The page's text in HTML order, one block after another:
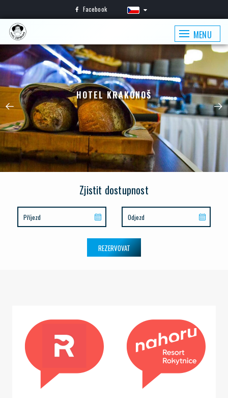
Facebook
MENU
HOTEL KRAKONOŠ
Zjistit dostupnost
REZERVOVAT